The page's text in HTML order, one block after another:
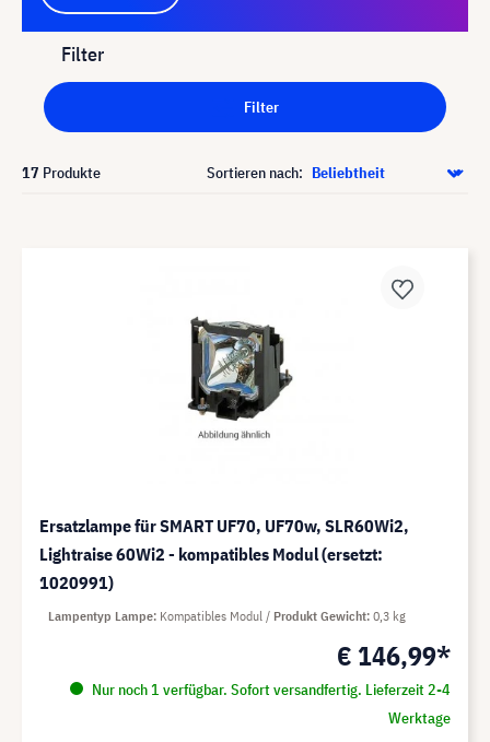
Filter
Filter
17 Produkte Sortieren nach:
Ersatzlampe für SMART UF70, UF70w, SLR60Wi2,
Lightraise 60Wi2 - kompatibles Modul (ersetzt:
1020991)
€ 146,99*
Nur noch 1 verfügbar. Sofort versandfertig. Lieferzeit 2-4
Werktage
Lampentyp Lampe Kompatibles Modul Produkt Gewicht 0,3 kg